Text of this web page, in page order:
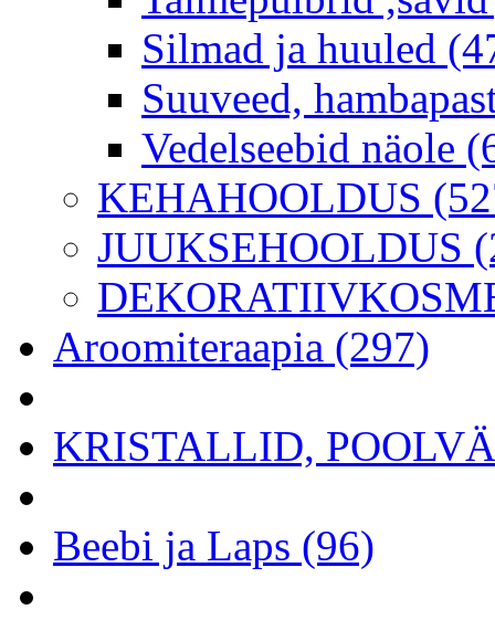
Silmad ja huuled
Suuveed,
Vedelseebid näole
KEHAHOOLDUS
JUUKSEHOOLDUS
Aroomiteraapia (297)
KRISTALLID,
Beebi ja Laps (96)